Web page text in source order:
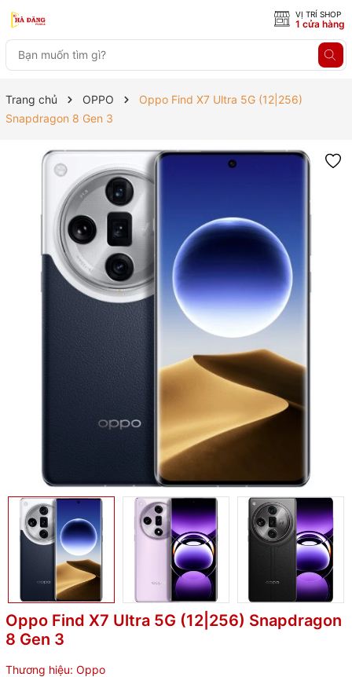
VỊ TRÍ SHOP
1 cửa hàng
Trang chủ OPPO
Oppo Find X7 Ultra 5G (12|256)
Snapdragon 8 Gen 3
Oppo Find X7 Ultra 5G (12|256) Snapdragon
8 Gen 3
Thương hiệu: Oppo